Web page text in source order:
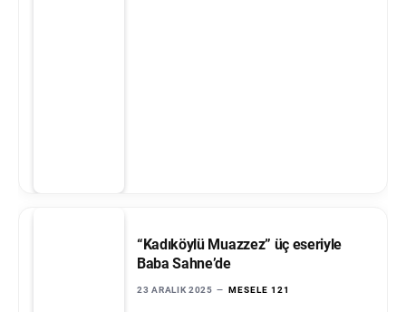
“Kadıköylü Muazzez” üç eseriyle
Baba Sahne’de
23 ARALIK 2025 MESELE 121